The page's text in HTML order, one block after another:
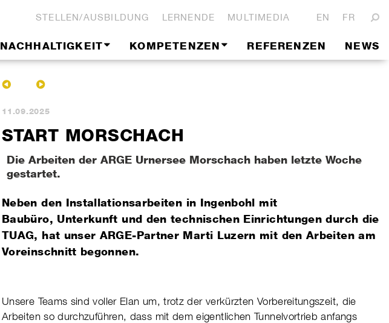
STELLEN/AUSBILDUNG LERNENDE MULTIMEDIA EN FR
NACHHALTIGKEIT KOMPETENZEN REFERENZEN NEWS
11.09.2025
START MORSCHACH
Die Arbeiten der ARGE Urnersee Morschach haben letzte Woche
gestartet.
Neben den Installationsarbeiten in Ingenbohl mit
Baubüro, Unterkunft und den technischen Einrichtungen durch die
TUAG, hat unser ARGE-Partner Marti Luzern mit den Arbeiten am
Voreinschnitt begonnen.
Unsere Teams sind voller Elan um, trotz der verkürzten Vorbereitungszeit, die
Arbeiten so durchzuführen, dass mit dem eigentlichen Tunnelvortrieb anfangs